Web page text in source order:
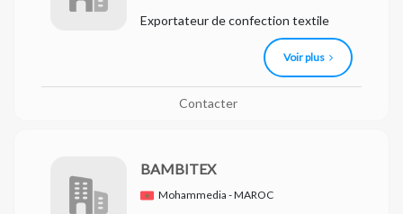
Exportateur de confection textile
Voir plus
Contacter
BAMBITEX
Mohammedia - MAROC